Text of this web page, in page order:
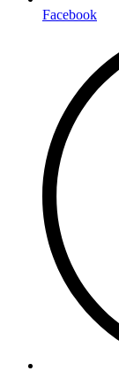
Facebook